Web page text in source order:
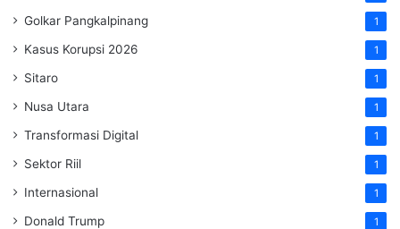
Golkar Pangkalpinang 1
Kasus Korupsi 2026 1
Sitaro 1
Nusa Utara 1
Transformasi Digital 1
Sektor Riil 1
Internasional 1
Donald Trump 1